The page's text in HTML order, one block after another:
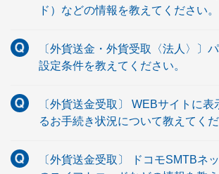
ド）などの情報を教えてください。
〔外貨送金・外貨受取〈法人〉〕
設定条件を教えてください。
〔外貨送金受取〕 WEBサイトに表
るお手続き状況について教えてくだ
〔外貨送金受取〕 ドコモSMTBネ